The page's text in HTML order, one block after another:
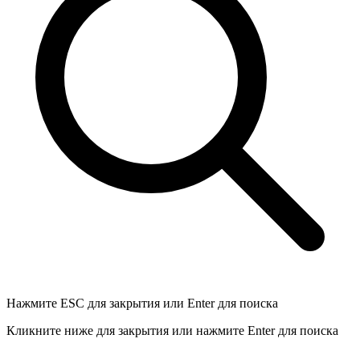
Нажмите ESC для закрытия или Enter для поиска
Кликните ниже для закрытия или нажмите Enter для поиска